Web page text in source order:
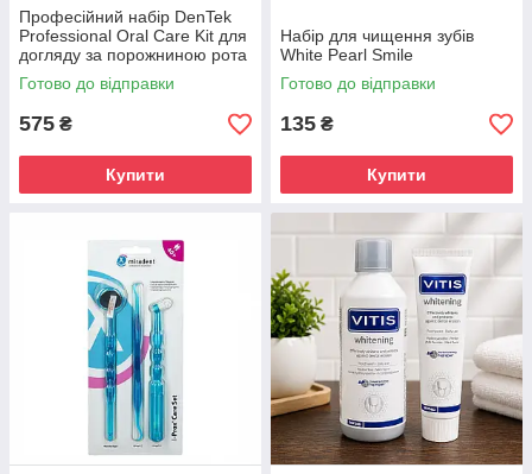
Професійний набір DenTek
Professional Oral Care Kit для
догляду за порожниною рота
Готово до відправки
575 ₴
Купити
Набір для чищення зубів
White Pearl Smile
Готово до відправки
135 ₴
Купити